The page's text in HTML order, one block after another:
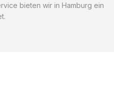
bieten wir in Hamburg ein